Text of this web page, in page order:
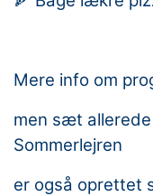
Mere info om
men sæt
Sommerlejren
er også oprettet